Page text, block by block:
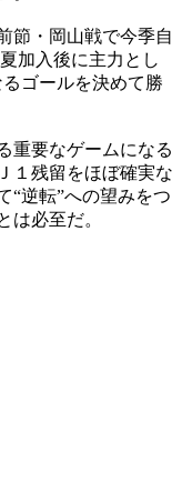
節・岡山戦で今季自
加入後に主力とし
ゴールを決めて勝
重要なゲームになる
１残留をほぼ確実な
“逆転”への望みをつ
は必至だ。